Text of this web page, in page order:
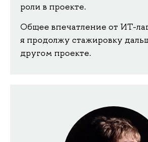
роли в проекте.
Общее впечатление от ИТ-
я продолжу стажировку
другом проекте.